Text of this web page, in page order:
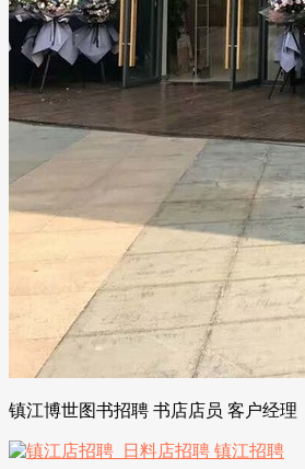
镇江博世图书招聘 书店店员 客户经理